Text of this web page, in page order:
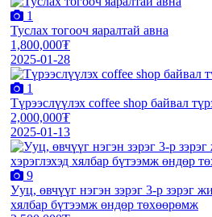
1
Туслах тогооч яаралтай авна
1,800,000₮
2025-01-28
1
Түрээслүүлэх coffee shop байвал
2,000,000₮
2025-01-13
9
Ууц, өвчүүг нэгэн зэрэг 3-р зэрэг
хялбар бүтээмж өндөр төxөөрөмж